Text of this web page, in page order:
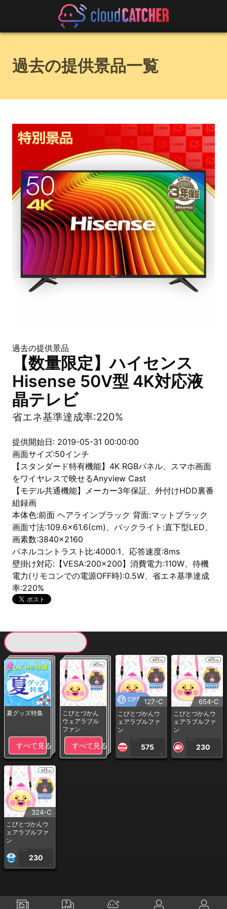
過去の提供景品一覧
過去の提供景品
【数量限定】ハイセンス
Hisense 50V型 4K対応液
晶テレビ
省エネ基準達成率:220%
提供開始日: 2019-05-31 00:00:00
画面サイズ:50インチ
【スタンダード特有機能】4K RGBパネル、スマホ画面
をワイヤレスで映せるAnyview Cast
【モデル共通機能】メーカー3年保証、外付けHDD裏番
組録画
本体色:前面 ヘアラインブラック 背面:マットブラック
画面寸法:109.6×61.6(cm)、バックライト:直下型LED、
画素数:3840×2160
パネルコントラスト比:4000:1、応答速度:8ms
壁掛け対応:【VESA:200×200】消費電力:110W、待機
電力(リモコンでの電源OFF時):0.5W、省エネ基準達成
率:220%
夏グッズ特集
すべて見る
こびとづかん
ウェアラブル
ファン
すべて見る
CP専用127-C
こびとづかんウ
ェアラブルファ
ン
1PLAY
575
CP
654-C
こびとづかんウ
ェアラブルファ
ン
1PLAY
230
CP
324-C
こびとづかんウ
ェアラブルファ
ン
1PLAY
230
CP